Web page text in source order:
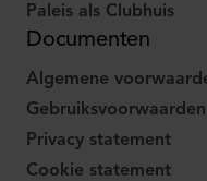
Paleis als Clubhuis
Documenten
Algemene
Gebruiksvoorwaarden
Privacy statement
Cookie statement